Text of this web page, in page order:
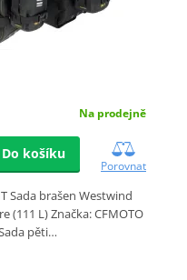
Na prodejně
Do košíku
Porovnat
Sada brašen Westwind
(111 L) Značka: CFMOTO
pěti…